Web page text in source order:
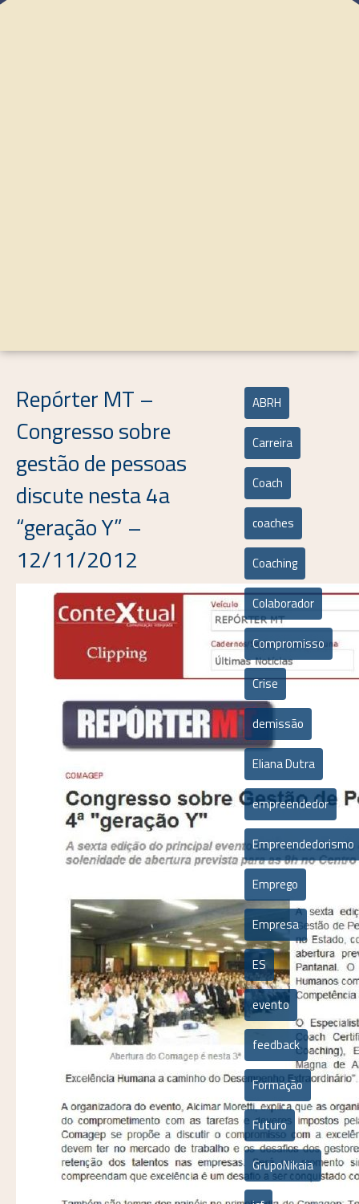
Repórter MT –
Congresso sobre
gestão de pessoas
discute nesta 4a
“geração Y” –
12/11/2012
ABRH
Carreira
Coach
coaches
Coaching
Colaborador
Compromisso
Crise
demissão
Eliana Dutra
empreendedor
Empreendedorismo
Emprego
Empresa
ES
evento
feedback
Formação
Futuro
GrupoNikaia